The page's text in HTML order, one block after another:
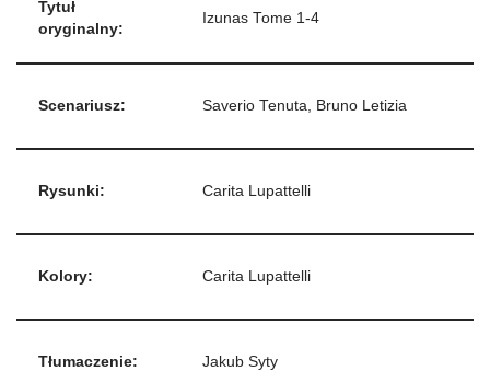
Tytuł
oryginalny:
Izunas Tome 1-4
Scenariusz: Saverio Tenuta, Bruno Letizia
Rysunki: Carita Lupattelli
Kolory: Carita Lupattelli
Tłumaczenie: Jakub Syty